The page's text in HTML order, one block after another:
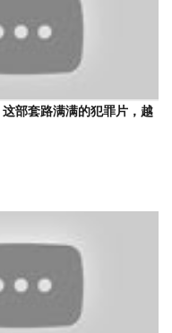
这部套路满满的犯罪片，越